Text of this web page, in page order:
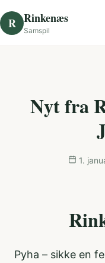
R Rinkenæs
Samspil
Nyt fra
1.
Pyha – sikke en